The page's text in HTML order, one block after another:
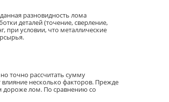
разновидность лома
деталей (точение, сверление,
условии, что металлические
точно рассчитать сумму
несколько факторов. Прежде
дороже лом. По сравнению со